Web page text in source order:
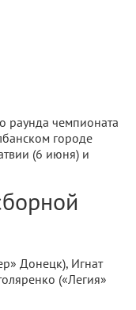
раунда чемпионата
городе
(6 июня) и
Донецк), Игнат
(«Легия»